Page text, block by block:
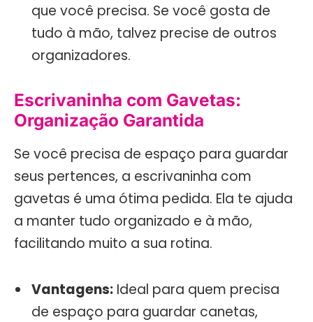
que você precisa. Se você gosta de
tudo à mão, talvez precise de outros
organizadores.
Escrivaninha com Gavetas:
Organização Garantida
Se você precisa de espaço para guardar
seus pertences, a escrivaninha com
gavetas é uma ótima pedida. Ela te ajuda
a manter tudo organizado e à mão,
facilitando muito a sua rotina.
Vantagens: Ideal para quem precisa
de espaço para guardar canetas,